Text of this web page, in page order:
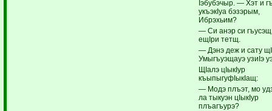
Iэбубэчыр. — Хэт и
укъэкIуа бэзэрым,
Ибрэхьим?
— Си анэр си
ещIри тетщ.
— Дэнэ деж и сату
Умыгъуэщауэ узиIэ
ЩIалэ цIыкIур
къыпыгуфIыкIащ:
— Модэ плъэт, мо
ла тыкуэн цIыкIур
плъагъурэ?